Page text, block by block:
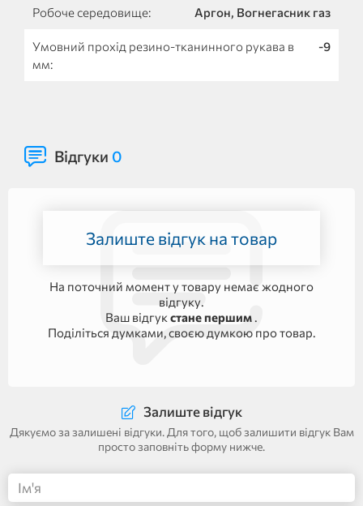
Робоче середовище: Аргон, Вогнегасник газ
Умовний прохід резино-тканинного рукава в
мм:
-9
Відгуки 0
Залиште відгук на товар
На поточний момент у товару немає жодного
відгуку.
Ваш відгук стане першим .
Поділіться думками, своєю думкою про товар.
Залиште відгук
Дякуємо за залишені відгуки. Для того, щоб залишити відгук Вам
просто заповніть форму нижче.